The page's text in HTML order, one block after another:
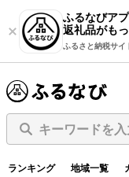
ふるなびア
返礼品がも
ふるさと納税サイ
キーワードを入
ランキング 地域一覧